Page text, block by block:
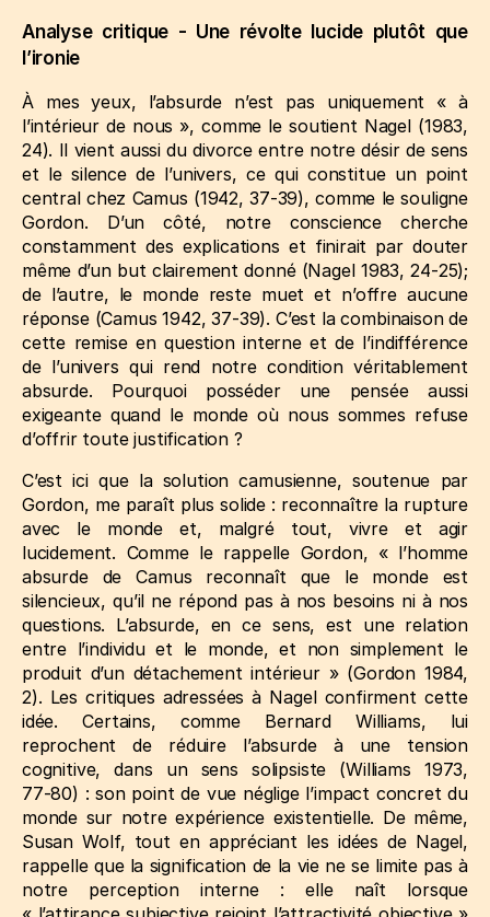
Analyse critique - Une révolte lucide plutôt que
l’ironie
À mes yeux, l’absurde n’est pas uniquement « à
l’intérieur de nous », comme le soutient Nagel (1983,
24). Il vient aussi du divorce entre notre désir de sens
et le silence de l’univers, ce qui constitue un point
central chez Camus (1942, 37‑39), comme le souligne
Gordon. D’un côté, notre conscience cherche
constamment des explications et finirait par douter
même d’un but clairement donné (Nagel 1983, 24‑25);
de l’autre, le monde reste muet et n’offre aucune
réponse (Camus 1942, 37‑39). C’est la combinaison de
cette remise en question interne et de l’indifférence
de l’univers qui rend notre condition véritablement
absurde. Pourquoi posséder une pensée aussi
exigeante quand le monde où nous sommes refuse
d’offrir toute justification ?
C’est ici que la solution camusienne, soutenue par
Gordon, me paraît plus solide : reconnaître la rupture
avec le monde et, malgré tout, vivre et agir
lucidement. Comme le rappelle Gordon, « l’homme
absurde de Camus reconnaît que le monde est
silencieux, qu’il ne répond pas à nos besoins ni à nos
questions. L’absurde, en ce sens, est une relation
entre l’individu et le monde, et non simplement le
produit d’un détachement intérieur » (Gordon 1984,
2). Les critiques adressées à Nagel confirment cette
idée. Certains, comme Bernard Williams, lui
reprochent de réduire l’absurde à une tension
cognitive, dans un sens solipsiste (Williams 1973,
77‑80) : son point de vue néglige l’impact concret du
monde sur notre expérience existentielle. De même,
Susan Wolf, tout en appréciant les idées de Nagel,
rappelle que la signification de la vie ne se limite pas à
notre perception interne : elle naît lorsque